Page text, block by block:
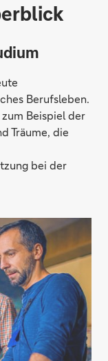
Berufsleben.
Beispiel der
Träume, die
bei der